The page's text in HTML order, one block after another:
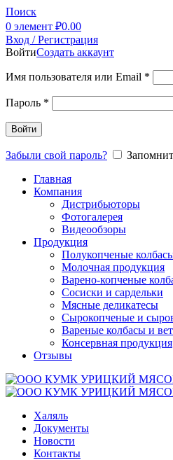
Поиск
0 элемент ₽0.00
Вход / Регистрация
ВойтиСоздать аккаунт
Имя пользователя или Email *
Пароль *
Войти
Забыли свой пароль?
Главная
Компания
Дистрибьюторы
Фотогалерея
Видеообзоры
Продукция
Полукопченые
Молочная продукция
Варено-копченые
Сосиски и сардельки
Мясные деликатесы
Сырокопченые и
Вареные колбасы и
Консервная продукция
Отзывы
Халяль
Документы
Новости
Контакты